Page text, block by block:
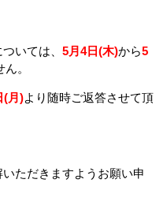
いては、 5月4日(木)から5
。
(月)より随時ご返答させて頂
ただきますようお願い申